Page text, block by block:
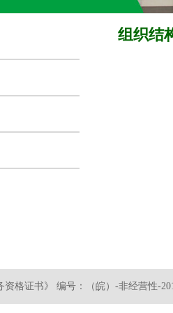
组织结
资格证书》 编号：（皖）-非经营性-